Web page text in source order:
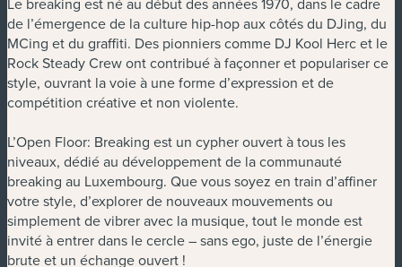
de l’émergence de la culture hip-hop aux côtés du DJing, du
MCing et du graffiti. Des pionniers comme DJ Kool Herc et le
Rock Steady Crew ont contribué à façonner et populariser ce
style, ouvrant la voie à une forme d’expression et de
compétition créative et non violente.
L’Open Floor: Breaking est un cypher ouvert à tous les
niveaux, dédié au développement de la communauté
breaking au Luxembourg. Que vous soyez en train d’affiner
votre style, d’explorer de nouveaux mouvements ou
simplement de vibrer avec la musique, tout le monde est
invité à entrer dans le cercle – sans ego, juste de l’énergie
brute et un échange ouvert !